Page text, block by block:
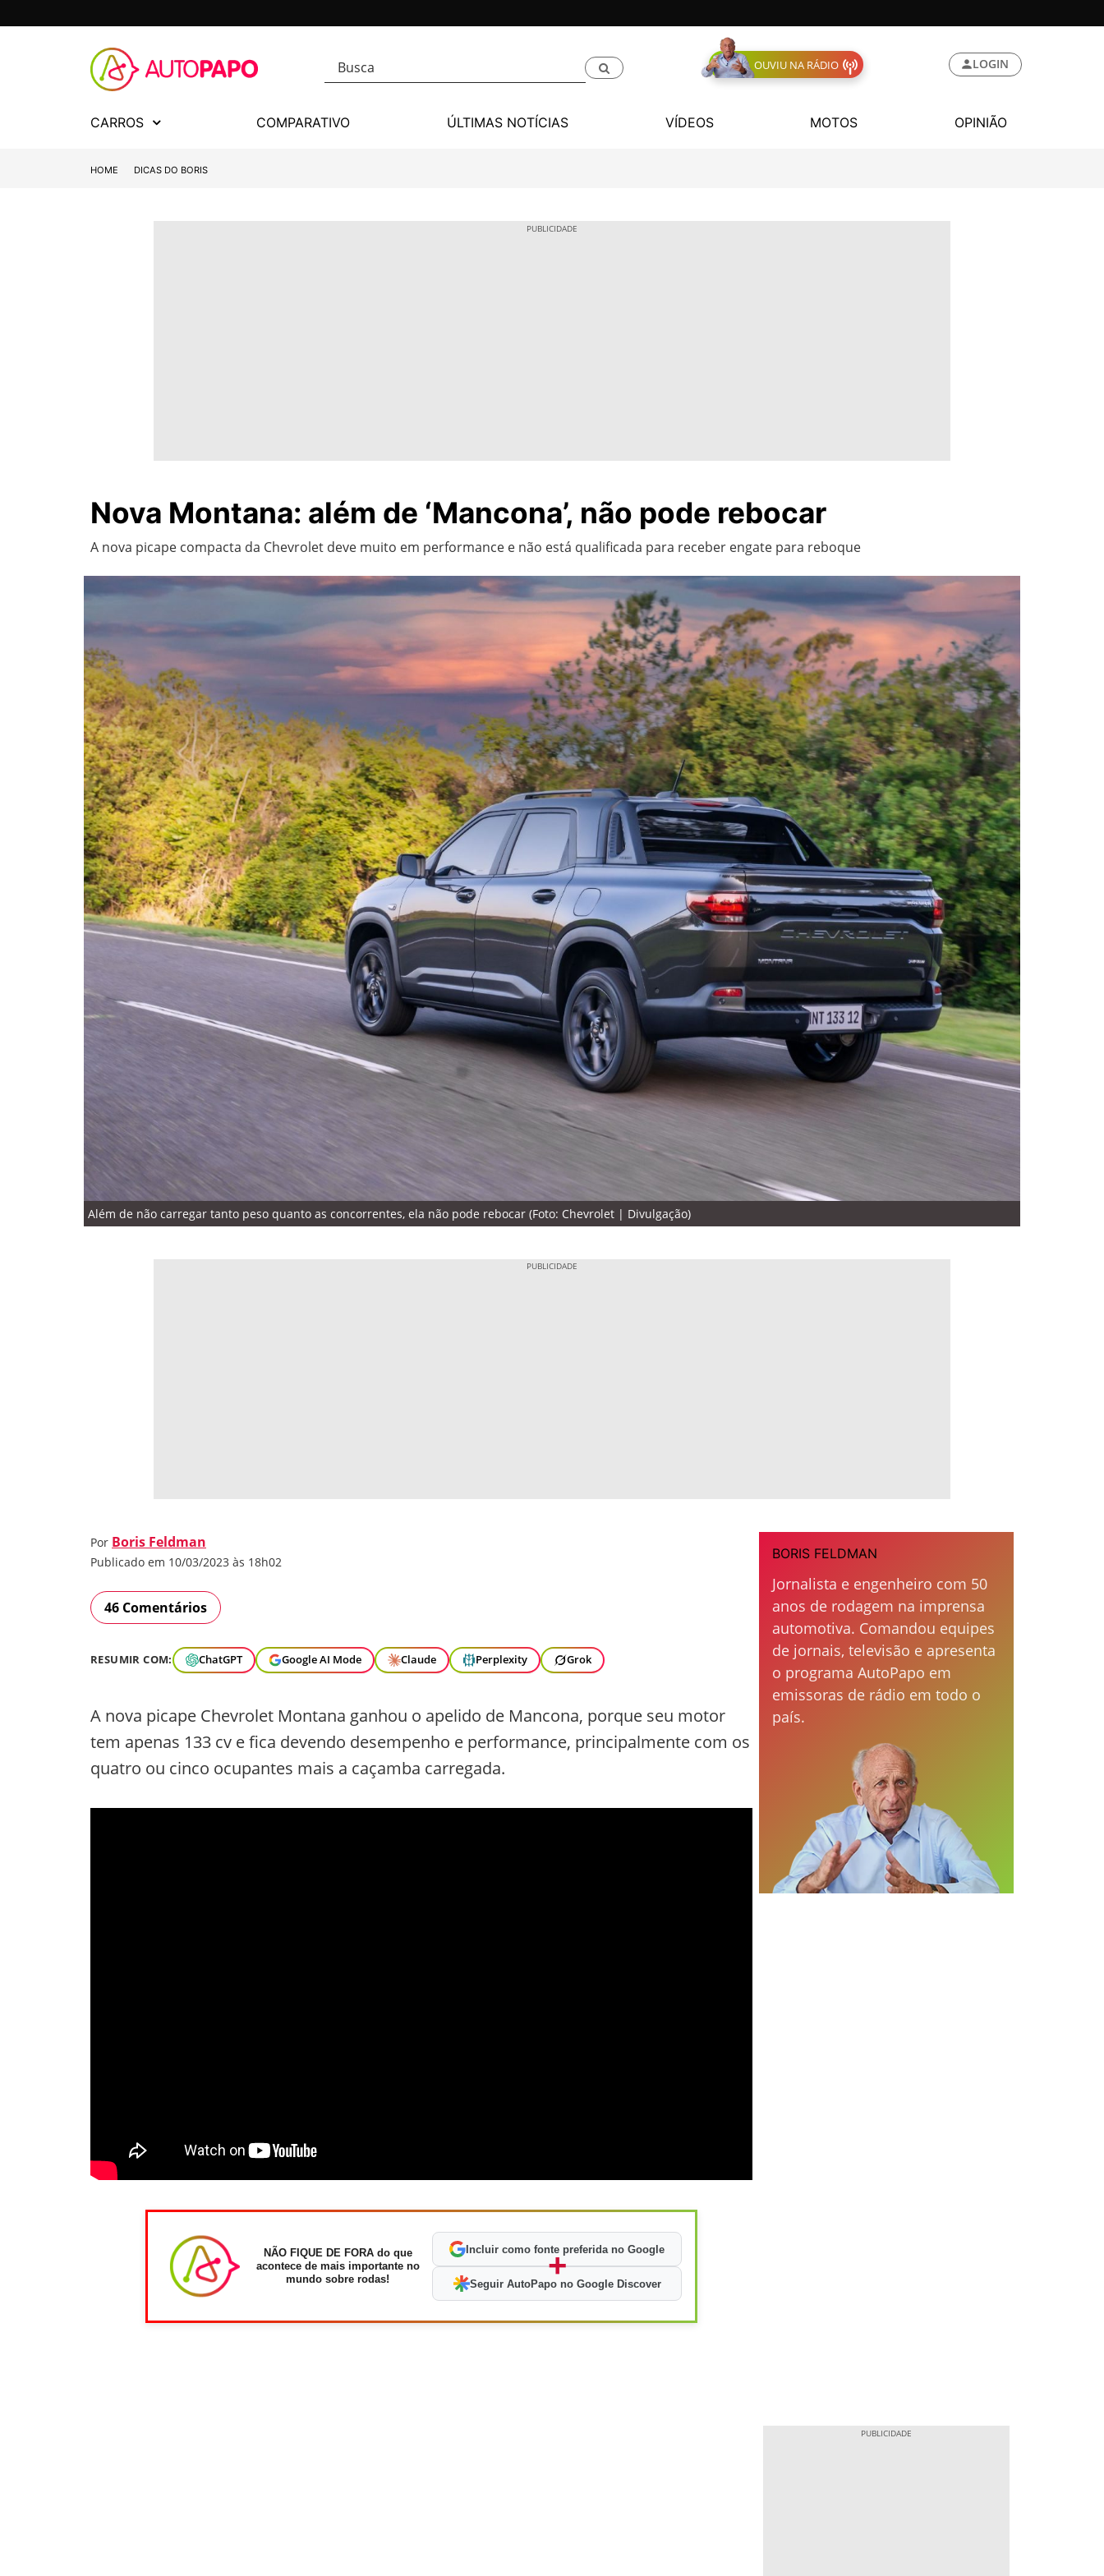
OUVIU NA RÁDIO LOGIN
CARROS COMPARATIVO ÚLTIMAS NOTÍCIAS VÍDEOS MOTOS OPINIÃO
HOME DICAS DO BORIS
Nova Montana: além de ‘Mancona’, não pode rebocar
A nova picape compacta da Chevrolet deve muito em performance e não está qualificada para receber engate para reboque
Além de não carregar tanto peso quanto as concorrentes, ela não pode rebocar (Foto: Chevrolet | Divulgação)
Por Boris Feldman
Publicado em 10/03/2023 às 18h02
46 Comentários
RESUMIR COM: ChatGPT Google AI Mode Claude Perplexity Grok
A nova picape Chevrolet Montana ganhou o apelido de Mancona, porque seu motor
tem apenas 133 cv e fica devendo desempenho e performance, principalmente com os
quatro ou cinco ocupantes mais a caçamba carregada.
NÃO FIQUE DE FORA do que
acontece de mais importante no
mundo sobre rodas!
Incluir como fonte preferida no Google
+
Seguir AutoPapo no Google Discover
BORIS FELDMAN
Jornalista e engenheiro com 50
anos de rodagem na imprensa
automotiva. Comandou equipes
de jornais, televisão e apresenta
o programa AutoPapo em
emissoras de rádio em todo o
país.